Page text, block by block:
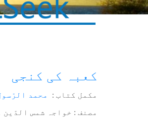
کعبہ کی کنجی
مکمل کتاب : محمد
مصنف : خواجہ شمس الدّین